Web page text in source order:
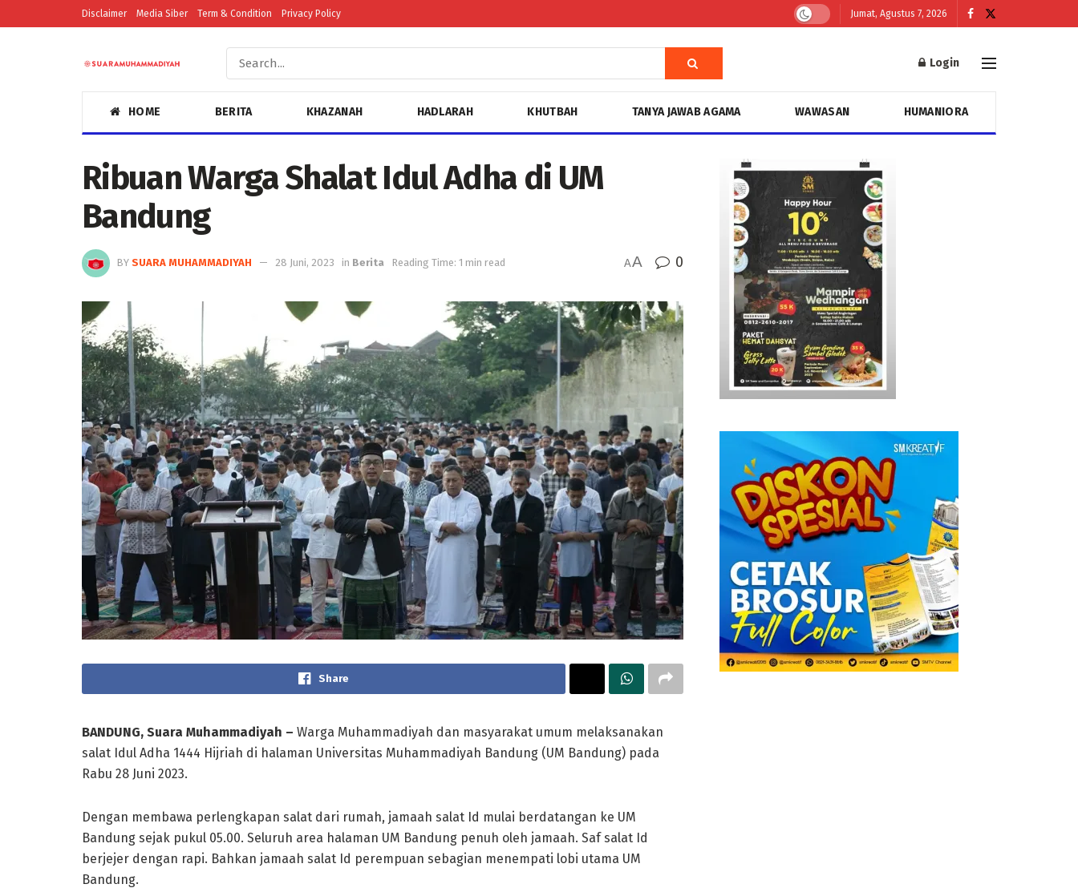
Disclaimer Media Siber Term & Condition Privacy Policy Jumat, Agustus 7, 2026
Login
HOME BERITA KHAZANAH HADLARAH KHUTBAH TANYA JAWAB AGAMA WAWASAN HUMANIORA
Ribuan Warga Shalat Idul Adha di UM
Bandung
BY SUARA MUHAMMADIYAH 28 Juni, 2023 in Berita Reading Time: 1 min read AA 0
Share
BANDUNG, Suara Muhammadiyah – Warga Muhammadiyah dan masyarakat umum melaksanakan
salat Idul Adha 1444 Hijriah di halaman Universitas Muhammadiyah Bandung (UM Bandung) pada
Rabu 28 Juni 2023.
Dengan membawa perlengkapan salat dari rumah, jamaah salat Id mulai berdatangan ke UM
Bandung sejak pukul 05.00. Seluruh area halaman UM Bandung penuh oleh jamaah. Saf salat Id
berjejer dengan rapi. Bahkan jamaah salat Id perempuan sebagian menempati lobi utama UM
Bandung.